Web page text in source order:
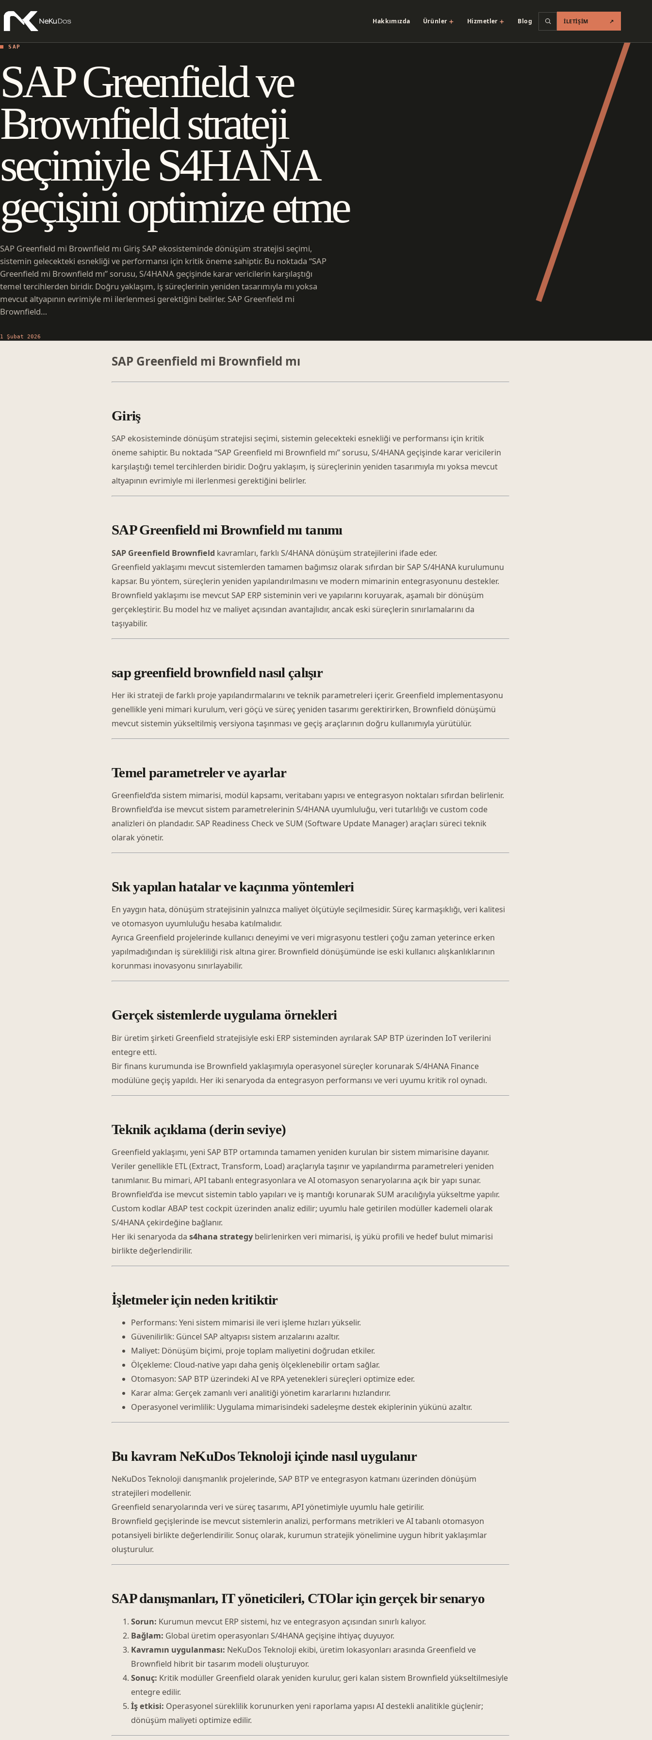
Hakkımızda Ürünler ＋ Hizmetler ＋ Blog İLETIŞIM ↗
SAP
SAP Greenfield ve
Brownfield strateji
seçimiyle S4HANA
geçişini optimize etme
SAP Greenfield mi Brownfield mı Giriş SAP ekosisteminde dönüşüm stratejisi seçimi,
sistemin gelecekteki esnekliği ve performansı için kritik öneme sahiptir. Bu noktada “SAP
Greenfield mi Brownfield mı” sorusu, S/4HANA geçişinde karar vericilerin karşılaştığı
temel tercihlerden biridir. Doğru yaklaşım, iş süreçlerinin yeniden tasarımıyla mı yoksa
mevcut altyapının evrimiyle mi ilerlenmesi gerektiğini belirler. SAP Greenfield mi
Brownfield…
1 Şubat 2026
SAP Greenfield mi Brownfield mı
Giriş
SAP ekosisteminde dönüşüm stratejisi seçimi, sistemin gelecekteki esnekliği ve performansı için kritik
öneme sahiptir. Bu noktada “SAP Greenfield mi Brownfield mı” sorusu, S/4HANA geçişinde karar vericilerin
karşılaştığı temel tercihlerden biridir. Doğru yaklaşım, iş süreçlerinin yeniden tasarımıyla mı yoksa mevcut
altyapının evrimiyle mi ilerlenmesi gerektiğini belirler.
SAP Greenfield mi Brownfield mı tanımı
SAP Greenfield Brownfield kavramları, farklı S/4HANA dönüşüm stratejilerini ifade eder.
Greenfield yaklaşımı mevcut sistemlerden tamamen bağımsız olarak sıfırdan bir SAP S/4HANA kurulumunu
kapsar. Bu yöntem, süreçlerin yeniden yapılandırılmasını ve modern mimarinin entegrasyonunu destekler.
Brownfield yaklaşımı ise mevcut SAP ERP sisteminin veri ve yapılarını koruyarak, aşamalı bir dönüşüm
gerçekleştirir. Bu model hız ve maliyet açısından avantajlıdır, ancak eski süreçlerin sınırlamalarını da
taşıyabilir.
sap greenfield brownfield nasıl çalışır
Her iki strateji de farklı proje yapılandırmalarını ve teknik parametreleri içerir. Greenfield implementasyonu
genellikle yeni mimari kurulum, veri göçü ve süreç yeniden tasarımı gerektirirken, Brownfield dönüşümü
mevcut sistemin yükseltilmiş versiyona taşınması ve geçiş araçlarının doğru kullanımıyla yürütülür.
Temel parametreler ve ayarlar
Greenfield’da sistem mimarisi, modül kapsamı, veritabanı yapısı ve entegrasyon noktaları sıfırdan belirlenir.
Brownfield’da ise mevcut sistem parametrelerinin S/4HANA uyumluluğu, veri tutarlılığı ve custom code
analizleri ön plandadır. SAP Readiness Check ve SUM (Software Update Manager) araçları süreci teknik
olarak yönetir.
Sık yapılan hatalar ve kaçınma yöntemleri
En yaygın hata, dönüşüm stratejisinin yalnızca maliyet ölçütüyle seçilmesidir. Süreç karmaşıklığı, veri kalitesi
ve otomasyon uyumluluğu hesaba katılmalıdır.
Ayrıca Greenfield projelerinde kullanıcı deneyimi ve veri migrasyonu testleri çoğu zaman yeterince erken
yapılmadığından iş sürekliliği risk altına girer. Brownfield dönüşümünde ise eski kullanıcı alışkanlıklarının
korunması inovasyonu sınırlayabilir.
Gerçek sistemlerde uygulama örnekleri
Bir üretim şirketi Greenfield stratejisiyle eski ERP sisteminden ayrılarak SAP BTP üzerinden IoT verilerini
entegre etti.
Bir finans kurumunda ise Brownfield yaklaşımıyla operasyonel süreçler korunarak S/4HANA Finance
modülüne geçiş yapıldı. Her iki senaryoda da entegrasyon performansı ve veri uyumu kritik rol oynadı.
Teknik açıklama (derin seviye)
Greenfield yaklaşımı, yeni SAP BTP ortamında tamamen yeniden kurulan bir sistem mimarisine dayanır.
Veriler genellikle ETL (Extract, Transform, Load) araçlarıyla taşınır ve yapılandırma parametreleri yeniden
tanımlanır. Bu mimari, API tabanlı entegrasyonlara ve AI otomasyon senaryolarına açık bir yapı sunar.
Brownfield’da ise mevcut sistemin tablo yapıları ve iş mantığı korunarak SUM aracılığıyla yükseltme yapılır.
Custom kodlar ABAP test cockpit üzerinden analiz edilir; uyumlu hale getirilen modüller kademeli olarak
S/4HANA çekirdeğine bağlanır.
Her iki senaryoda da s4hana strategy belirlenirken veri mimarisi, iş yükü profili ve hedef bulut mimarisi
birlikte değerlendirilir.
İşletmeler için neden kritiktir
Performans: Yeni sistem mimarisi ile veri işleme hızları yükselir.
Güvenilirlik: Güncel SAP altyapısı sistem arızalarını azaltır.
Maliyet: Dönüşüm biçimi, proje toplam maliyetini doğrudan etkiler.
Ölçekleme: Cloud-native yapı daha geniş ölçeklenebilir ortam sağlar.
Otomasyon: SAP BTP üzerindeki AI ve RPA yetenekleri süreçleri optimize eder.
Karar alma: Gerçek zamanlı veri analitiği yönetim kararlarını hızlandırır.
Operasyonel verimlilik: Uygulama mimarisindeki sadeleşme destek ekiplerinin yükünü azaltır.
Bu kavram NeKuDos Teknoloji içinde nasıl uygulanır
NeKuDos Teknoloji danışmanlık projelerinde, SAP BTP ve entegrasyon katmanı üzerinden dönüşüm
stratejileri modellenir.
Greenfield senaryolarında veri ve süreç tasarımı, API yönetimiyle uyumlu hale getirilir.
Brownfield geçişlerinde ise mevcut sistemlerin analizi, performans metrikleri ve AI tabanlı otomasyon
potansiyeli birlikte değerlendirilir. Sonuç olarak, kurumun stratejik yönelimine uygun hibrit yaklaşımlar
oluşturulur.
SAP danışmanları, IT yöneticileri, CTOlar için gerçek bir senaryo
Sorun: Kurumun mevcut ERP sistemi, hız ve entegrasyon açısından sınırlı kalıyor.
Bağlam: Global üretim operasyonları S/4HANA geçişine ihtiyaç duyuyor.
Kavramın uygulanması: NeKuDos Teknoloji ekibi, üretim lokasyonları arasında Greenfield ve
Brownfield hibrit bir tasarım modeli oluşturuyor.
Sonuç: Kritik modüller Greenfield olarak yeniden kurulur, geri kalan sistem Brownfield yükseltilmesiyle
entegre edilir.
İş etkisi: Operasyonel süreklilik korunurken yeni raporlama yapısı AI destekli analitikle güçlenir;
dönüşüm maliyeti optimize edilir.